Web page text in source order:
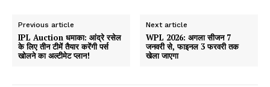
Previous article
IPL Auction धमाका: आंद्रे रसेल
के लिए तीन टीमें तैयार करेंगी पर्स
खोलने का अल्टीमेट प्लान!
Next article
WPL 2026: अगला सीजन 7
जनवरी से, फाइनल 3 फरवरी तक
खेला जाएगा